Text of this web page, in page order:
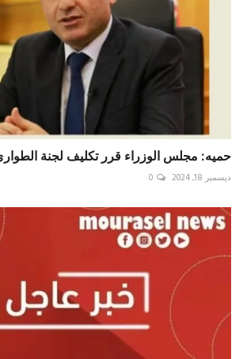
حميه: مجلس الوزراء قرر تكليف لجنة
ديسمبر 18, 2024 0